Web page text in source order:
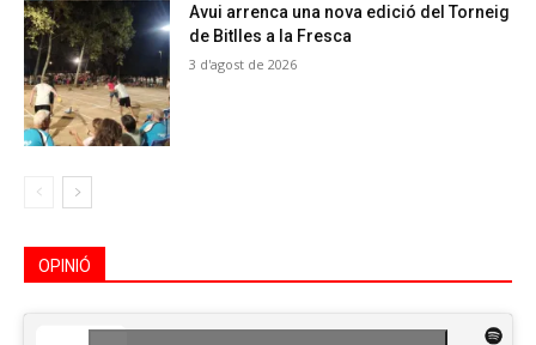
Avui arrenca una nova edició del Torneig
de Bitlles a la Fresca
3 d'agost de 2026
OPINIÓ